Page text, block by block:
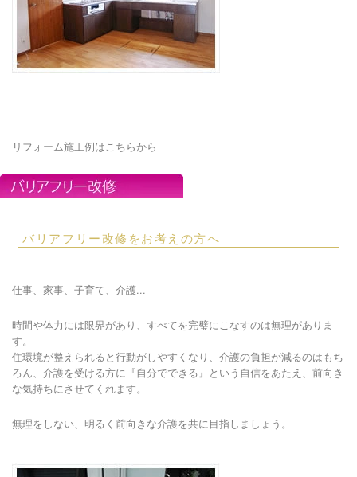
リフォーム施工例はこちらから
バリアフリー改修をお考えの方へ
仕事、家事、子育て、介護...
時間や体力には限界があり、すべてを完璧にこなすのは無理がありま
す。
住環境が整えられると行動がしやすくなり、介護の負担が減るのはもち
ろん、介護を受ける方に『自分でできる』という自信をあたえ、前向き
な気持ちにさせてくれます。
無理をしない、明るく前向きな介護を共に目指しましょう。